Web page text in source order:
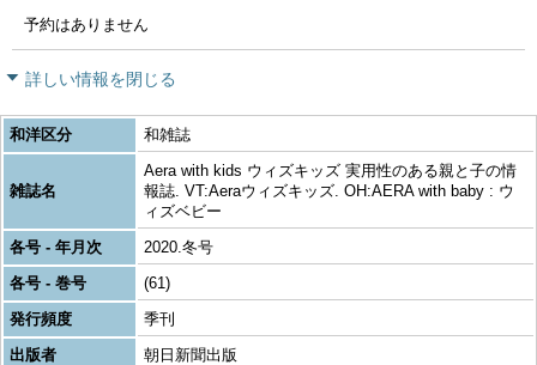
予約はありません
詳しい情報を閉じる
和洋区分 和雑誌
雑誌名
Aera with kids ウィズキッズ 実用性のある親と子の情
報誌. VT:Aeraウィズキッズ. OH:AERA with baby : ウ
ィズベビー
各号 - 年月次
2020.冬号
各号 - 巻号
(61)
発行頻度
季刊
出版者
朝日新聞出版